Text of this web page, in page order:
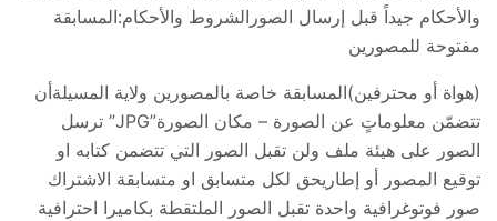
والأحكام جيداً قبل إرسال الصورالشروط والأحكام:المسابقة
مفتوحة للمصورين
(هواة أو محترفين)المسابقة خاصة بالمصورين ولاية المسيلةأن
تتضمّن معلوماتٍ عن الصورة – مكان الصورة”JPG” ترسل
الصور على هيئة ملف ولن تقبل الصور التي تتضمن كتابه او
توقيع المصور أو إطاريحق لكل متسابق او متسابقة الاشتراك
صور فوتوغرافية واحدة تقبل الصور الملتقطة بكاميرا احترافية